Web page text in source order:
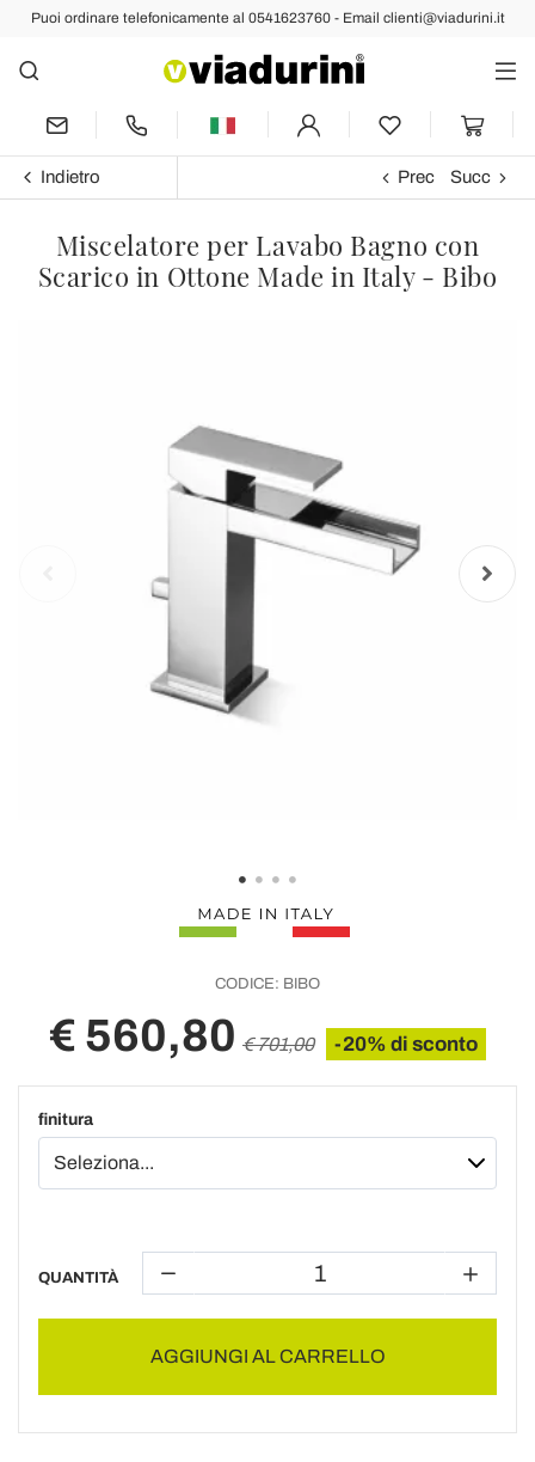
Puoi ordinare telefonicamente al 0541623760 - Email clienti@viadurini.it
Indietro Prec Succ
Miscelatore per Lavabo Bagno con
Scarico in Ottone Made in Italy - Bibo
CODICE: BIBO
€ 560,80 € 701,00 -20% di sconto
finitura
QUANTITÀ
AGGIUNGI AL CARRELLO